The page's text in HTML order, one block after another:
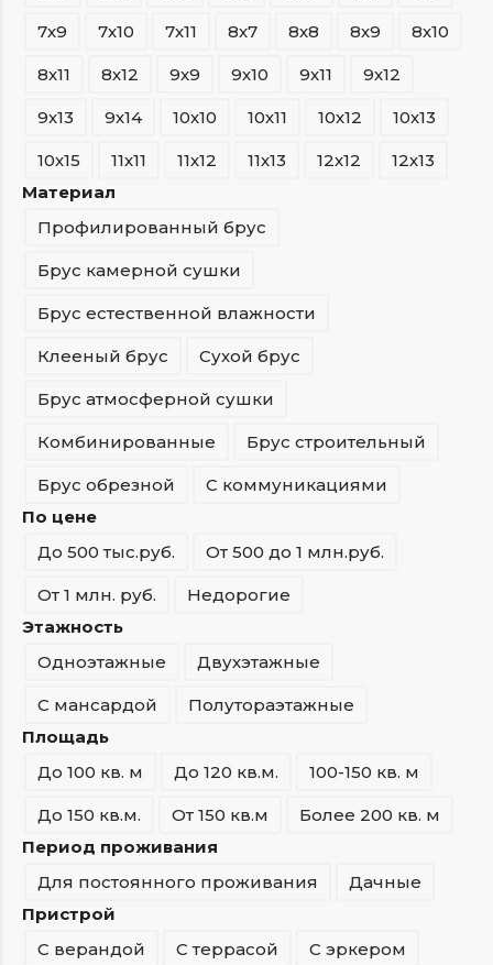
7х9 7х10 7х11 8х7 8х8 8х9 8х10
8х11 8х12 9х9 9х10 9х11 9х12
9х13 9х14 10х10 10х11 10х12 10х13
10х15 11х11 11х12 11х13 12х12
12х13
Материал
Профилированный брус
Брус камерной сушки
Брус естественной влажности
Клееный брус Сухой брус
Брус атмосферной сушки
Комбинированные Брус строительный
Брус обрезной
С коммуникациями
По цене
До 500 тыс.руб.
От 500 до 1 млн.руб.
От 1 млн. руб.
Недорогие
Этажность
Одноэтажные
Двухэтажные
С мансардой
Полутораэтажные
Площадь
До 100 кв. м
До 120 кв.м. 100-150 кв. м
До 150 кв.м. От 150 кв.м
Более 200 кв. м
Период проживания
Для постоянного проживания
Дачные
Пристрой
С верандой
С террасой С эркером